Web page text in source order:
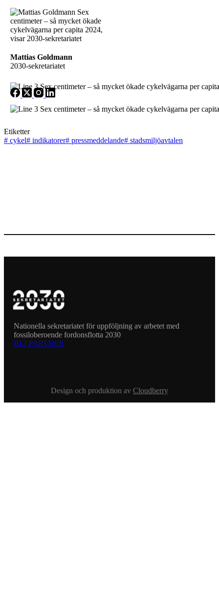
Mattias Goldmann
2030-sekretariatet
Etiketter
# cykel# indikatorer# pressmeddelande# stadsmiljöavtalen
Nationella sekretariatet för uppföljning av arbetet med
fossiloberoende fordonsflotta 2030
BLI PARTNER
Design och produktion av Cloudberry